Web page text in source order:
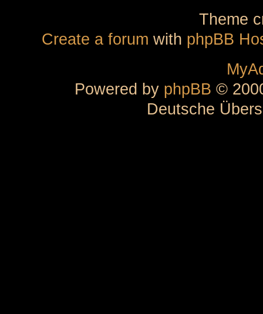
Theme
Create a forum with phpBB
Powered by phpBB ©
Deutsche